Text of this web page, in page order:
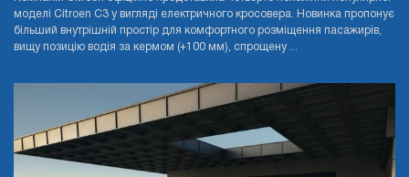
моделі Citroen C3 у вигляді електричного кросовера. Новинка пропонує
більший внутрішній простір для комфортного розміщення пасажирів,
вищу позицію водія за кермом (+100 мм), спрощену ...